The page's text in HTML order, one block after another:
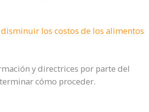
los costos de los alimentos
y directrices por parte del
cómo proceder.